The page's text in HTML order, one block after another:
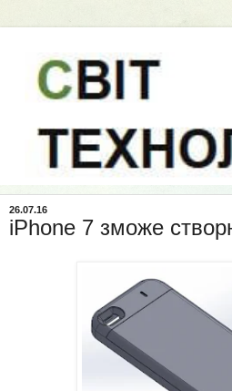
26.07.16
iPhone 7 зможе